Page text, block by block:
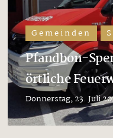
Gemeinden
Pfandbon-
örtliche
Donnerstag, 23. Juli